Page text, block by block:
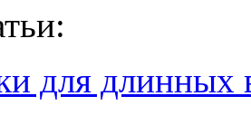
для длинных